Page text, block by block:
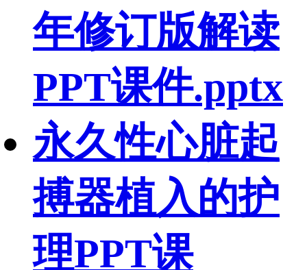
年修订版解读
PPT课件.pptx
永久性心脏起
搏器植入的护
理PPT课